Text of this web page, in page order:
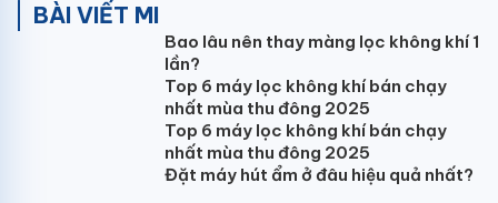
Kích thước ống nối (Lỏng/hơi) (mm)
-----------------------------------------
-----------------------------------------
------------------
Ghi chú: Do nhu cầu cải tiến. Thông số kỹ thuật có
BÀI VIẾT MI
Bao lâu nên thay màng lọc không khí 1
lần?
Top 6 máy lọc không khí bán chạy
nhất mùa thu đông 2025
Top 6 máy lọc không khí bán chạy
nhất mùa thu đông 2025
Đặt máy hút ẩm ở đâu hiệu quả nhất?